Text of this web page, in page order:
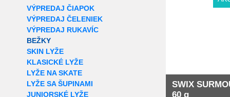
VÝPREDAJ ČIAPOK
VÝPREDAJ ČELENIEK
VÝPREDAJ RUKAVÍC
BEŽKY
SKIN LYŽE
KLASICKÉ LYŽE
LYŽE NA SKATE
LYŽE SA ŠUPINAMI
JUNIORSKÉ LYŽE
SWIX
60 g